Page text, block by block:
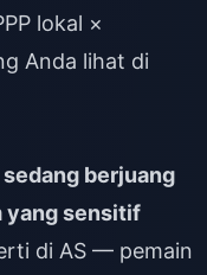
lokal ×
Anda lihat di
berjuang
yang sensitif
di AS — pemain